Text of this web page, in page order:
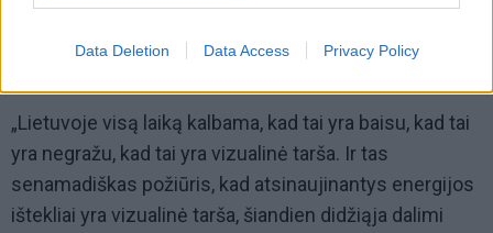
Data Deletion Data Access Privacy Policy
Tarkime, Hamburge vėjo jėgainė stovi uoste, prie
didžiausių tiltų, kur niekam nekliudo“, – pasakojo V.
„Lietuvoje visą laiką kalbama, kad tai yra baisu, kad tai
yra negražu, kad tai yra vizualinė tarša. Ir tas
senamadiškas požiūris, kad atsinaujinantys energijos
ištekliai yra vizualinė tarša, šiandien didžiąja dalimi